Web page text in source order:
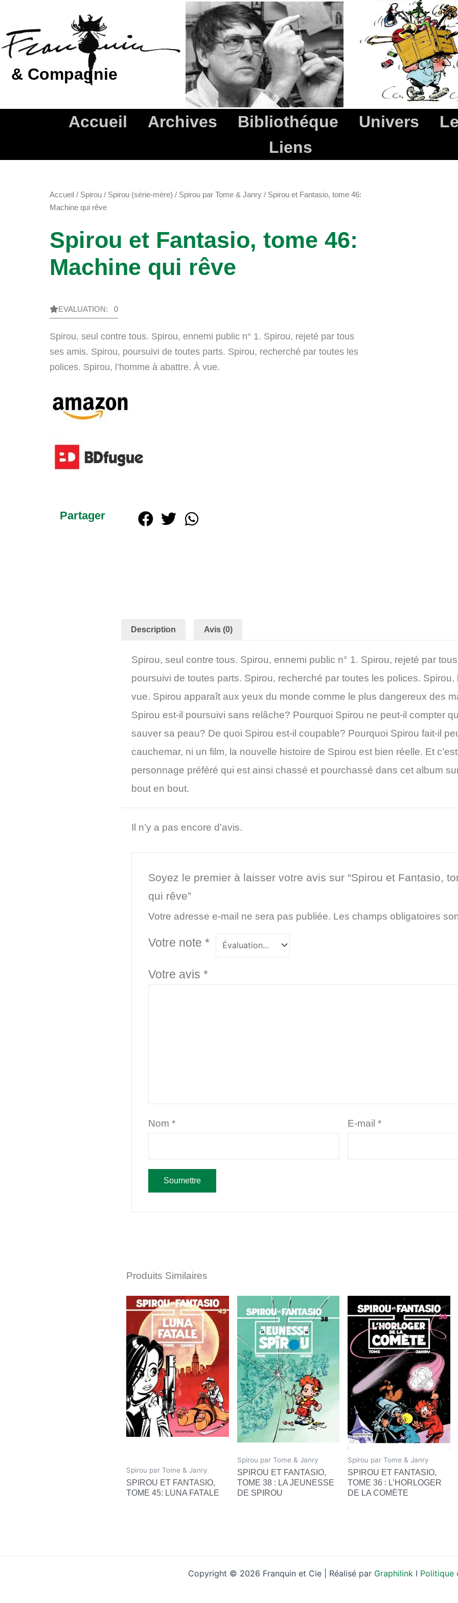
contenu
& Compagnie
Accueil Archives Bibliothéque Univers
Liens
Accueil / Spirou / Spirou (série-mère) / Spirou par Tome & Janry / Spirou et Fantasio, tome 46:
Machine qui rêve
Spirou et Fantasio, tome 46:
Machine qui rêve
EVALUATION: 0
Spirou, seul contre tous. Spirou, ennemi public n° 1. Spirou, rejeté par tous
ses amis. Spirou, poursuivi de toutes parts. Spirou, recherché par toutes les
polices. Spirou, l’homme à abattre. À vue.
Partager
Description Avis (0)
Spirou, seul contre tous. Spirou, ennemi public n° 1. Spirou, rejeté par
poursuivi de toutes parts. Spirou, recherché par toutes les polices. Spirou,
vue. Spirou apparaît aux yeux du monde comme le plus dangereux des
Spirou est-il poursuivi sans relâche? Pourquoi Spirou ne peut-il compter
sauver sa peau? De quoi Spirou est-il coupable? Pourquoi Spirou fait-il
cauchemar, ni un film, la nouvelle histoire de Spirou est bien réelle. Et
personnage préféré qui est ainsi chassé et pourchassé dans cet album
bout en bout.
Il n’y a pas encore d’avis.
Soyez le premier à laisser votre avis sur “Spirou et Fantasio,
qui rêve”
Votre adresse e-mail ne sera pas publiée. Les champs obligatoires
Votre note*
Votre avis*
Nom* E-mail *
Produits Similaires
Spirou par Tome & Janry
SPIROU ET FANTASIO,
TOME 45: LUNA FATALE
Spirou par Tome & Janry
SPIROU ET FANTASIO,
TOME 38 : LA JEUNESSE
DE SPIROU
Spirou par Tome & Janry
SPIROU ET FANTASIO,
TOME 36 : L’HORLOGER
DE LA COMÈTE
Copyright © 2026 Franquin et Cie | Réalisé par Graphilink I Politique